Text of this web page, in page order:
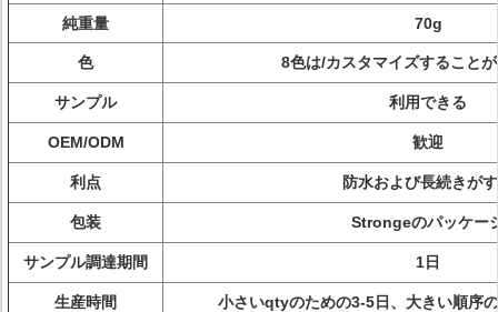
純重量 70g
色 8色は/カスタマイズすること
サンプル 利用できる
OEM/ODM 歓迎
利点 防水および長続きが
包装 Strongeのパッケー
サンプル調達期間 1日
生産時間 小さいqtyのための3-5日、大きい順序